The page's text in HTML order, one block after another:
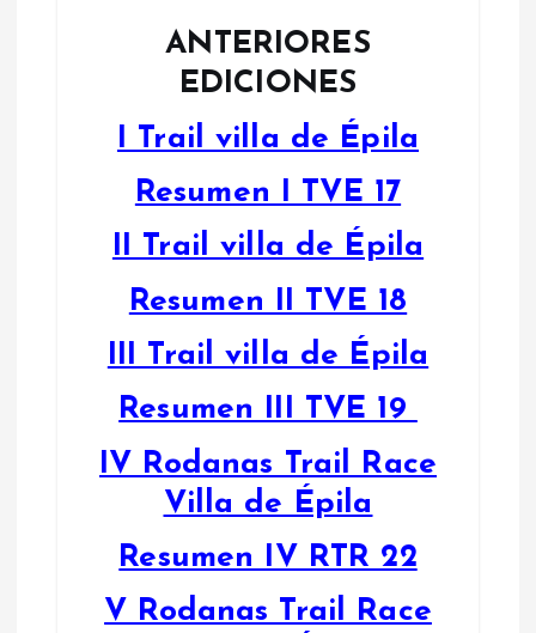
ANTERIORES
EDICIONES
I Trail villa de Épila
Resumen I TVE 17
II Trail villa de Épila
Resumen II TVE 18
III Trail villa de Épila
Resumen III TVE 19
IV Rodanas Trail Race
Villa de Épila
Resumen IV RTR 22
V Rodanas Trail Race